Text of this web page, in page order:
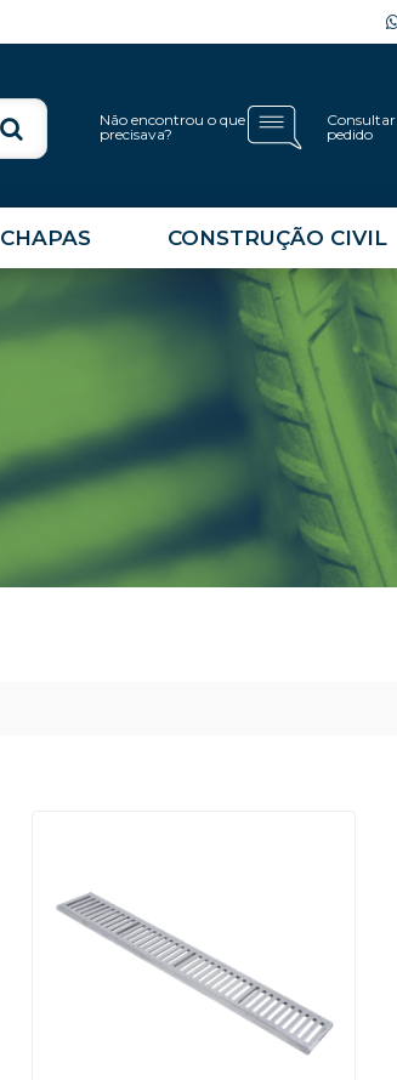
Consultar
pedido
Não encontrou o que
precisava?
CHAPAS CONSTRUÇÃO CIVIL